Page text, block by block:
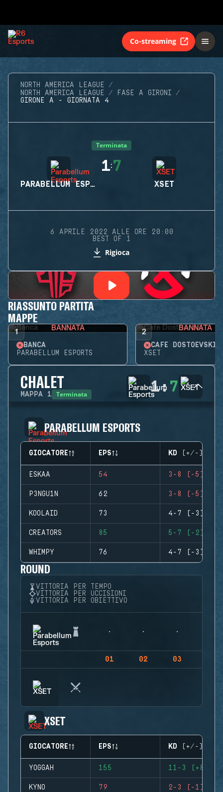
Co-streaming
NORTH AMERICA LEAGUE
NORTH AMERICA LEAGUE
FASE A GIRONI
GIRONE A - GIORNATA 4
Terminata
PARABELLUM ESPORTS
1:7
XSET
6 APRILE 2022 ALLE ORE 20:00
BEST OF 1
Rigioca
RIASSUNTO PARTITA
MAPPE
1 BANNATA
BANCA
PARABELLUM ESPORTS
2 BANNATA
CAFÉ DOSTOEVSKIJ
XSET
CHALET
MAPPA 1 Terminata 1:7
PARABELLUM ESPORTS
GIOCATORE EPS KD (+/-)
ESKAA 54 3-8 (-5)
P3NGU1N 62 3-8 (-5)
KOOLAID 73 4-7 (-3)
CREATORS 85 5-7 (-2)
WHIMPY 76 4-7 (-3)
ROUND
VITTORIA PER TEMPO
VITTORIA PER UCCISIONI
VITTORIA PER OBIETTIVO
01 02 03
XSET
GIOCATORE EPS KD (+/-)
YOGGAH 155 11-3 (+8)
KYNO 79 2-3 (-1)